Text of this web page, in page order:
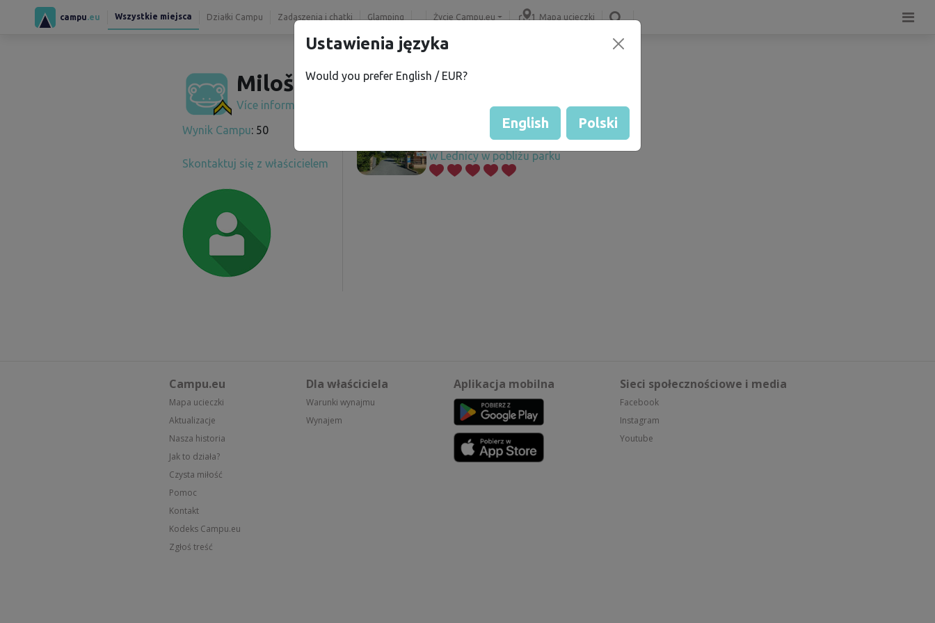
campu .eu Wszystkie miejsca Działki Campu Zadaszenia i chatki Glamping Życie Campu.eu Mapa ucieczki
Miloš M.
Více informací
Wynik Campu: 50
Skontaktuj się z właścicielem
w Lednicy w pobliżu parku
Campu.eu
Mapa ucieczki
Aktualizacje
Nasza historia
Jak to działa?
Czysta miłość
Pomoc
Kontakt
Kodeks Campu.eu
Zgłoś treść
Dla właściciela
Warunki wynajmu
Wynajem
Aplikacja mobilna Sieci społecznościowe i media
Facebook
Instagram
Youtube
Ustawienia języka
Would you prefer English / EUR?
English Polski